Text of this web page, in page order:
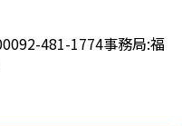
092-481-1774事務局:福